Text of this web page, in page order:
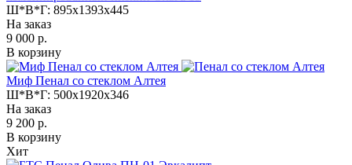
Ш*В*Г: 895x1393x445
На заказ
9 000 р.
В корзину
Миф Пенал со стеклом Алтея
Ш*В*Г: 500x1920x346
На заказ
9 200 р.
В корзину
Хит